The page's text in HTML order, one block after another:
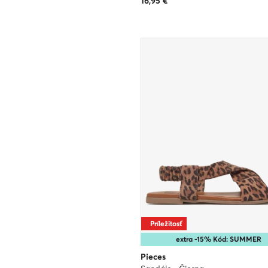
extra -15% Kód: SUMMER
Príležitosť
Pieces